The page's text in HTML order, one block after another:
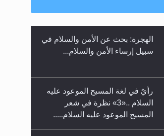
حفل توزيع الشهادات في الجامعة
الأحمدية بنيجيريا لعام 2025
الهجرة: بحث عن الأمن والسلام في
سبيل إرساء الأمن والسلام...
رأيٌ في لغة المسيح الموعود عليه
السلام ..«3» نظرة في شعر
المسيح الموعود عليه السلام.....